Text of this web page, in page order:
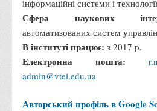
інформаційні системи і
Сфера наукових
автоматизованих систем
В інституті працює: з 2017 р.
Електронна пошта:
admin@vtei.edu.ua
Авторський профіль в Google